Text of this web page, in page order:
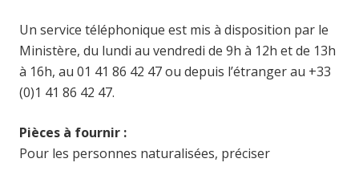
Un service téléphonique est mis à disposition par le
Ministère, du lundi au vendredi de 9h à 12h et de 13h
à 16h, au 01 41 86 42 47 ou depuis l’étranger au +33
(0)1 41 86 42 47.
Pièces à fournir :
Pour les personnes naturalisées, préciser